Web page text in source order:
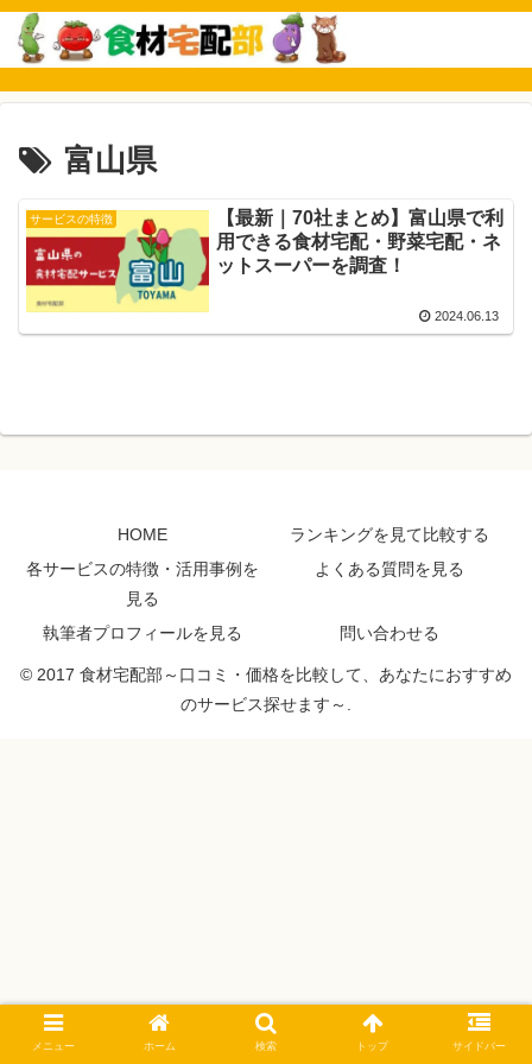
富山県
サービスの特徴
【最新｜70社まとめ】富山県で利
用できる食材宅配・野菜宅配・ネ
ットスーパーを調査！
2024.06.13
HOME
ランキングを見て比較する
各サービスの特徴・活用事例を
見る
よくある質問を見る
執筆者プロフィールを見る 問い合わせる
© 2017 食材宅配部～口コミ・価格を比較して、あなたにおすすめ
のサービス探せます～.
メニュー ホーム 検索 トップ サイドバー